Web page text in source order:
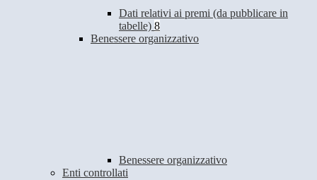
Dati relativi ai premi (da pubblicare in
tabelle) 8
Benessere organizzativo
Benessere organizzativo
Enti controllati